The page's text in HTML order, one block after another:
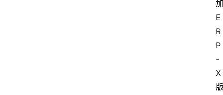
加
E
R
P
-
X
版